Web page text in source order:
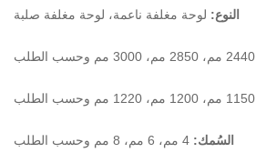
النوع: لوحة مغلفة ناعمة، لوحة مغلفة صلبة
2440 مم، 2850 مم، 3000 مم وحسب الطلب
السُمك: 4 مم، 6 مم، 8 مم وحسب الطلب